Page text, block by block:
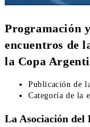
Programación
encuentros de
la Copa
Publicación de
Categoría de la
La Asociación del